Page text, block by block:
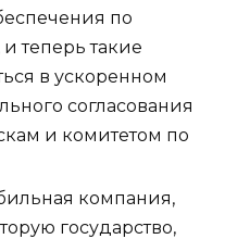
по
теперь такие
в ускоренном
согласования
и комитетом по
компания,
государство,